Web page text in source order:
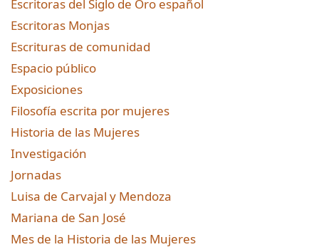
Escritoras del Siglo de Oro español
Escritoras Monjas
Escrituras de comunidad
Espacio público
Exposiciones
Filosofía escrita por mujeres
Historia de las Mujeres
Investigación
Jornadas
Luisa de Carvajal y Mendoza
Mariana de San José
Mes de la Historia de las Mujeres